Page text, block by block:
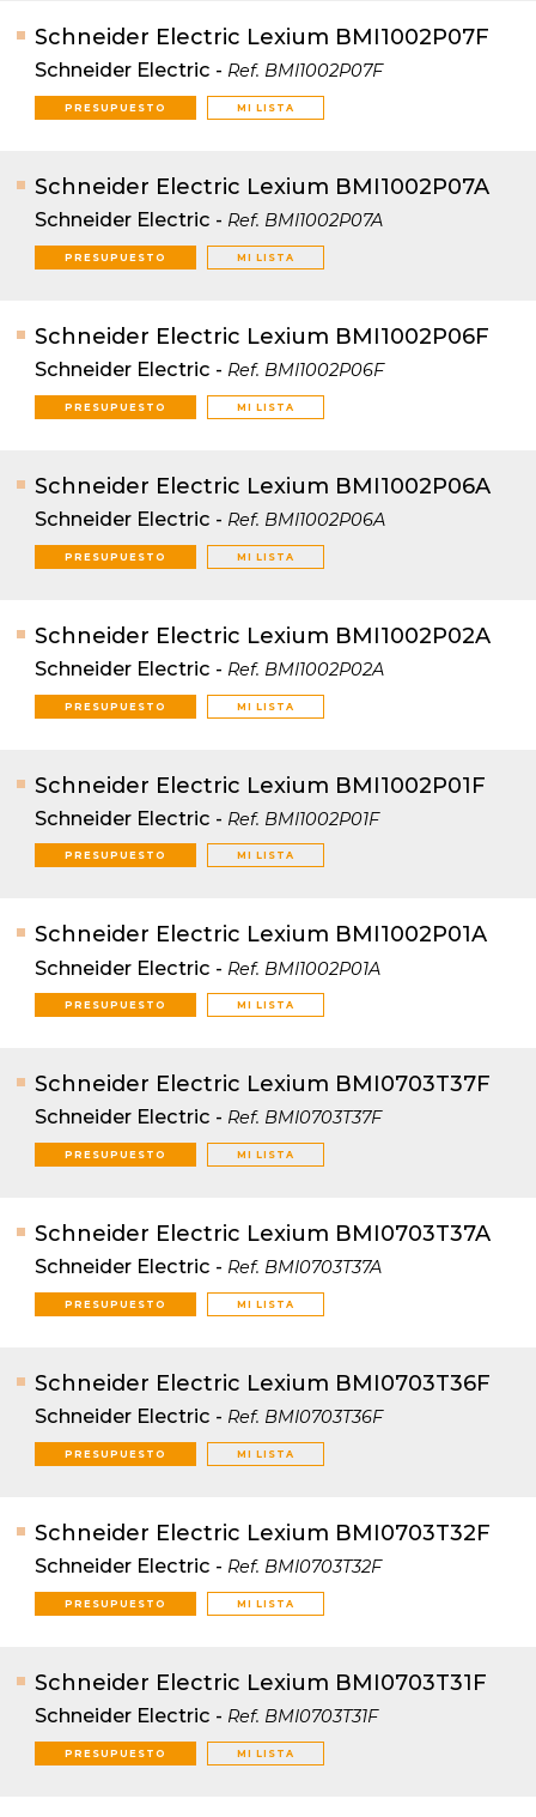
Schneider Electric Lexium BMI1002P07F
Schneider Electric - Ref. BMI1002P07F
PRESUPUESTO MI LISTA
Schneider Electric Lexium BMI1002P07A
Schneider Electric - Ref. BMI1002P07A
PRESUPUESTO MI LISTA
Schneider Electric Lexium BMI1002P06F
Schneider Electric - Ref. BMI1002P06F
PRESUPUESTO MI LISTA
Schneider Electric Lexium BMI1002P06A
Schneider Electric - Ref. BMI1002P06A
PRESUPUESTO MI LISTA
Schneider Electric Lexium BMI1002P02A
Schneider Electric - Ref. BMI1002P02A
PRESUPUESTO MI LISTA
Schneider Electric Lexium BMI1002P01F
Schneider Electric - Ref. BMI1002P01F
PRESUPUESTO MI LISTA
Schneider Electric Lexium BMI1002P01A
Schneider Electric - Ref. BMI1002P01A
PRESUPUESTO MI LISTA
Schneider Electric Lexium BMI0703T37F
Schneider Electric - Ref. BMI0703T37F
PRESUPUESTO MI LISTA
Schneider Electric Lexium BMI0703T37A
Schneider Electric - Ref. BMI0703T37A
PRESUPUESTO MI LISTA
Schneider Electric Lexium BMI0703T36F
Schneider Electric - Ref. BMI0703T36F
PRESUPUESTO MI LISTA
Schneider Electric Lexium BMI0703T32F
Schneider Electric - Ref. BMI0703T32F
PRESUPUESTO MI LISTA
Schneider Electric Lexium BMI0703T31F
Schneider Electric - Ref. BMI0703T31F
PRESUPUESTO MI LISTA